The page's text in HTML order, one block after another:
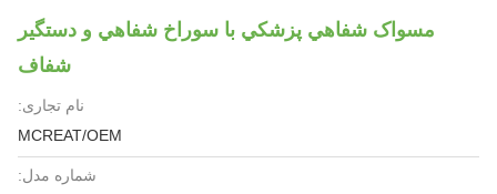
مسواک شفاهي پزشکي با سوراخ شفاهي و دستگير
شفاف
نام تجاری:
MCREAT/OEM
شماره مدل: